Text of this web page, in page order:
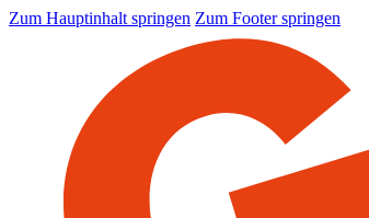
Zum Hauptinhalt springen Zum Footer springen